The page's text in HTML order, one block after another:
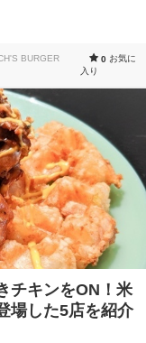
BURGER
0 お気に
入り
チキンをON！米
場した5店を紹介